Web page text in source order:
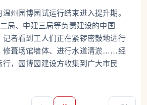
州园博园试运行结束进入提升期。
局、中建三局等负责建设的中国
记者看到工人们正在紧锣密鼓地进行
修葺场馆墙体、进行水道清淤……经
，园博园建设方收集到广大市民